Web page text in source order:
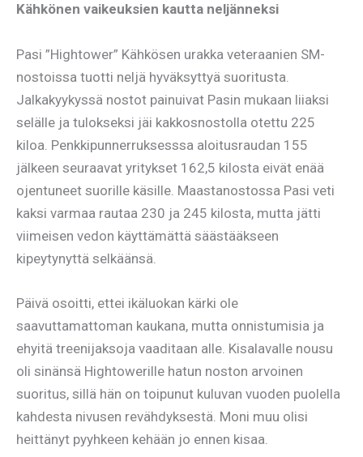
Kähkönen vaikeuksien kautta neljänneksi
Pasi ”Hightower” Kähkösen urakka veteraanien SM-
nostoissa tuotti neljä hyväksyttyä suoritusta.
Jalkakyykyssä nostot painuivat Pasin mukaan liiaksi
selälle ja tulokseksi jäi kakkosnostolla otettu 225
kiloa. Penkkipunnerruksesssa aloitusraudan 155
jälkeen seuraavat yritykset 162,5 kilosta eivät enää
ojentuneet suorille käsille. Maastanostossa Pasi veti
kaksi varmaa rautaa 230 ja 245 kilosta, mutta jätti
viimeisen vedon käyttämättä säästääkseen
kipeytynyttä selkäänsä.
Päivä osoitti, ettei ikäluokan kärki ole
saavuttamattoman kaukana, mutta onnistumisia ja
ehyitä treenijaksoja vaaditaan alle. Kisalavalle nousu
oli sinänsä Hightowerille hatun noston arvoinen
suoritus, sillä hän on toipunut kuluvan vuoden puolella
kahdesta nivusen revähdyksestä. Moni muu olisi
heittänyt pyyhkeen kehään jo ennen kisaa.